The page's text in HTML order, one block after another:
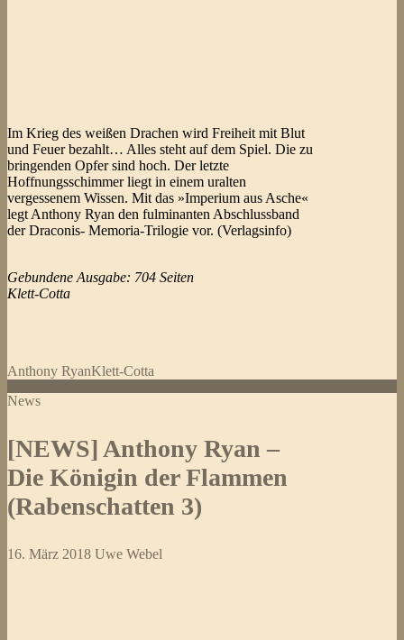
Im Krieg des weißen Drachen wird Freiheit mit Blut
und Feuer bezahlt… Alles steht auf dem Spiel. Die zu
bringenden Opfer sind hoch. Der letzte
Hoffnungsschimmer liegt in einem uralten
vergessenem Wissen. Mit das »Imperium aus Asche«
legt Anthony Ryan den fulminanten Abschlussband
der Draconis- Memoria-Trilogie vor. (Verlagsinfo)
Gebundene Ausgabe: 704 Seiten
Klett-Cotta
Anthony RyanKlett-Cotta
News
[NEWS] Anthony Ryan –
Die Königin der Flammen
(Rabenschatten 3)
16. März 2018 Uwe Webel